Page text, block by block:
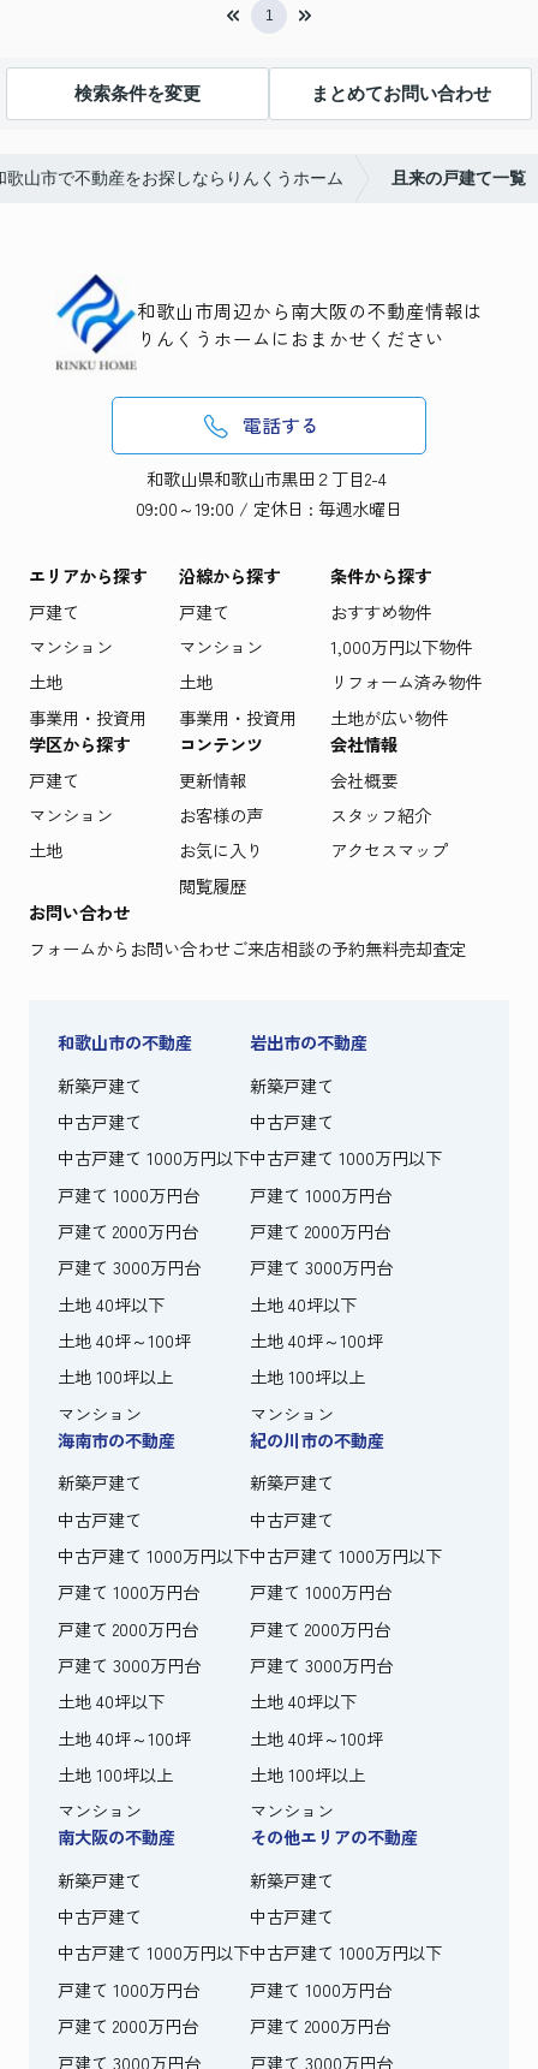
1
検索条件を変更 まとめてお問い合わせ
歌山市で不動産をお探しならりんくうホーム 且来の戸建て一覧
和歌山市周辺から南大阪の不動産情報は
りんくうホームにおまかせください
電話する
和歌山県和歌山市黒田２丁目2-4
09:00～19:00 / 定休日 : 毎週水曜日
エリアから探す
戸建て
マンション
土地
事業用・投資用
沿線から探す
戸建て
マンション
土地
事業用・投資用
条件から探す
おすすめ物件
1,000万円以下物件
リフォーム済み物件
土地が広い物件
学区から探す
戸建て
マンション
土地
コンテンツ
更新情報
お客様の声
お気に入り
閲覧履歴
会社情報
会社概要
スタッフ紹介
アクセスマップ
お問い合わせ
フォームからお問い合わせご来店相談の予約無料売却査定
和歌山市の不動産
新築戸建て
中古戸建て
中古戸建て 1000万円以下
戸建て 1000万円台
戸建て 2000万円台
戸建て 3000万円台
土地 40坪以下
土地 40坪～100坪
土地 100坪以上
マンション
岩出市の不動産
新築戸建て
中古戸建て
中古戸建て 1000万円以下
戸建て 1000万円台
戸建て 2000万円台
戸建て 3000万円台
土地 40坪以下
土地 40坪～100坪
土地 100坪以上
マンション
海南市の不動産
新築戸建て
中古戸建て
中古戸建て 1000万円以下
戸建て 1000万円台
戸建て 2000万円台
戸建て 3000万円台
土地 40坪以下
土地 40坪～100坪
土地 100坪以上
マンション
紀の川市の不動産
新築戸建て
中古戸建て
中古戸建て 1000万円以下
戸建て 1000万円台
戸建て 2000万円台
戸建て 3000万円台
土地 40坪以下
土地 40坪～100坪
土地 100坪以上
マンション
南大阪の不動産
新築戸建て
中古戸建て
中古戸建て 1000万円以下
戸建て 1000万円台
戸建て 2000万円台
戸建て 3000万円台
その他エリアの不動産
新築戸建て
中古戸建て
中古戸建て 1000万円以下
戸建て 1000万円台
戸建て 2000万円台
戸建て 3000万円台